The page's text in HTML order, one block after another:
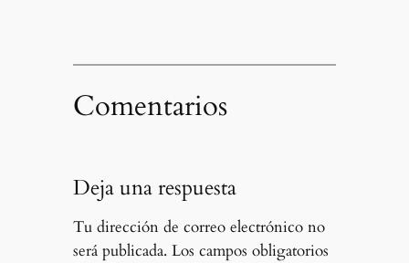
Comentarios
Deja una respuesta
Tu dirección de correo electrónico no
será publicada. Los campos obligatorios